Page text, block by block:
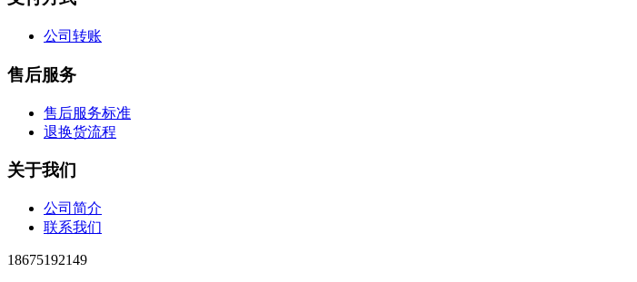
公司转账
售后服务
售后服务标准
退换货流程
关于我们
公司简介
联系我们
18675192149